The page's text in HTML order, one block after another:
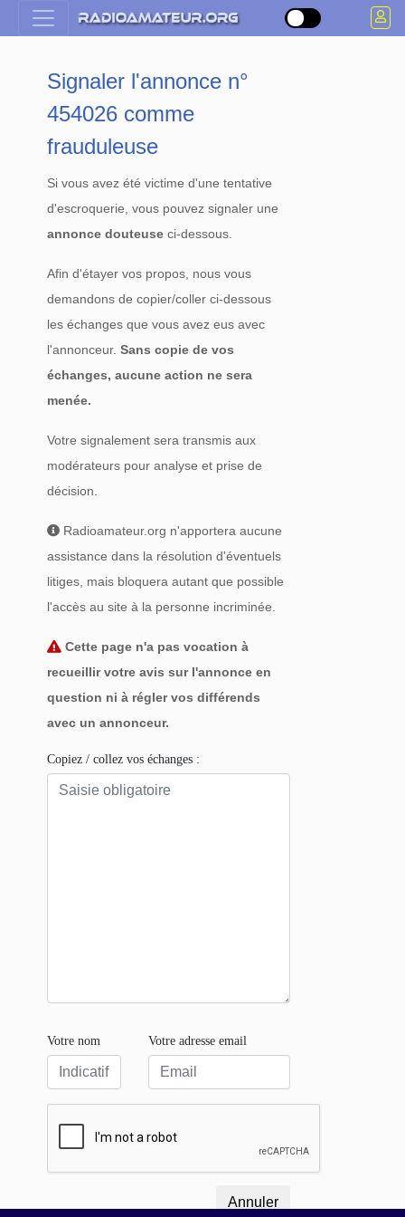
Signaler l'annonce n°
454026 comme
frauduleuse
Si vous avez été victime d'une tentative
d'escroquerie, vous pouvez signaler une
annonce douteuse ci-dessous.
Afin d'étayer vos propos, nous vous
demandons de copier/coller ci-dessous
les échanges que vous avez eus avec
l'annonceur.Sans copie de vos
échanges, aucune action ne sera
menée.
Votre signalement sera transmis aux
modérateurs pour analyse et prise de
décision.
Radioamateur.org n'apportera aucune
assistance dans la résolution d'éventuels
litiges, mais bloquera autant que possible
l'accès au site à la personne incriminée.
Cette page n'a pas vocation à
recueillir votre avis sur l'annonce en
question ni à régler vos différends
avec un annonceur.
Copiez / collez vos échanges :
Votre nom Votre adresse email